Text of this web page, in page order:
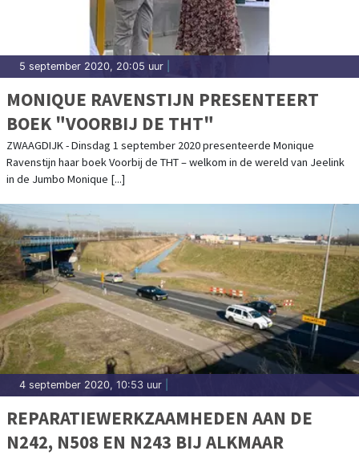
5 september 2020, 20:05 uur
MONIQUE RAVENSTIJN PRESENTEERT
BOEK "VOORBIJ DE THT"
ZWAAGDIJK - Dinsdag 1 september 2020 presenteerde Monique
Ravenstijn haar boek Voorbij de THT – welkom in de wereld van Jeelink
in de Jumbo Monique [...]
4 september 2020, 10:53 uur
REPARATIEWERKZAAMHEDEN AAN DE
N242, N508 EN N243 BIJ ALKMAAR